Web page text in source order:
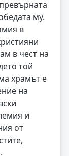
му.
в
в чест на
той
храмът е
на
и
от